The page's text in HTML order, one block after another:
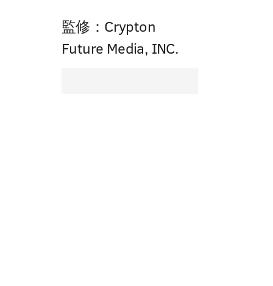
監修：Crypton
Future Media, INC.